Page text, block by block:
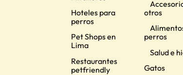
Hoteles para
perros
Pet Shops en
Lima
Restaurantes
petfriendly
otros
perros
Salud e
Gatos